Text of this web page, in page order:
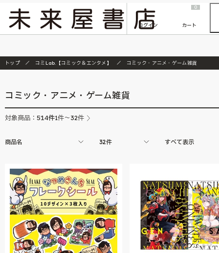
『ONE PIECE magazine 021 ONE PIECEカード付き同梱版』発売延期のご案内
ログイン
0
カート
トップ コミLab.【コミック＆エンタメ】 コミック・アニメ・ゲーム雑貨
コミック・アニメ・ゲーム雑貨
対象商品： 514件1件～32件
商品名 32件 すべて表示